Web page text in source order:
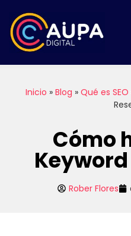
Inicio » Blog » Qué es SEO
Cómo
Rober Flores